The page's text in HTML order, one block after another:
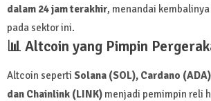
dalam 24 jam terakhir, menandai
pada sektor ini.
📊 Altcoin yang Pimpin
Altcoin seperti Solana (SOL), Cardano
dan Chainlink (LINK) menjadi pemimpin reli